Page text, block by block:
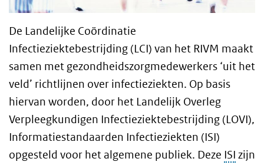
De Landelijke Coördinatie
Infectieziektebestrijding (LCI) van het RIVM maakt
samen met gezondheidszorgmedewerkers ‘uit het
veld’ richtlijnen over infectieziekten. Op basis
hiervan worden, door het Landelijk Overleg
Verpleegkundigen Infectieziektebestrijding (LOVI),
Informatiestandaarden Infectieziekten (ISI)
opgesteld voor het algemene publiek. Deze ISI zijn